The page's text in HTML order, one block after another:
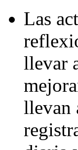
Las
llevar
llevan